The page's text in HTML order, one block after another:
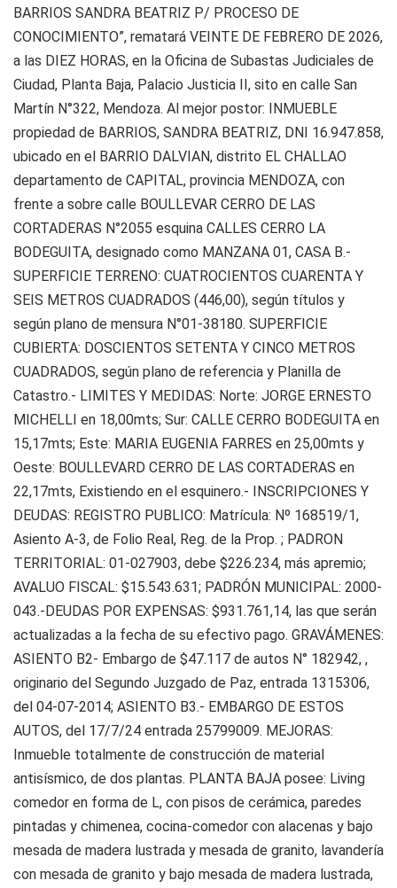
BARRIOS SANDRA BEATRIZ P/ PROCESO DE
CONOCIMIENTO”, rematará VEINTE DE FEBRERO DE 2026,
a las DIEZ HORAS, en la Oficina de Subastas Judiciales de
Ciudad, Planta Baja, Palacio Justicia II, sito en calle San
Martín N°322, Mendoza. Al mejor postor: INMUEBLE
propiedad de BARRIOS, SANDRA BEATRIZ, DNI 16.947.858,
ubicado en el BARRIO DALVIAN, distrito EL CHALLAO
departamento de CAPITAL, provincia MENDOZA, con
frente a sobre calle BOULLEVAR CERRO DE LAS
CORTADERAS N°2055 esquina CALLES CERRO LA
BODEGUITA, designado como MANZANA 01, CASA B.-
SUPERFICIE TERRENO: CUATROCIENTOS CUARENTA Y
SEIS METROS CUADRADOS (446,00), según títulos y
según plano de mensura N°01-38180. SUPERFICIE
CUBIERTA: DOSCIENTOS SETENTA Y CINCO METROS
CUADRADOS, según plano de referencia y Planilla de
Catastro.- LIMITES Y MEDIDAS: Norte: JORGE ERNESTO
MICHELLI en 18,00mts; Sur: CALLE CERRO BODEGUITA en
15,17mts; Este: MARIA EUGENIA FARRES en 25,00mts y
Oeste: BOULLEVARD CERRO DE LAS CORTADERAS en
22,17mts, Existiendo en el esquinero.- INSCRIPCIONES Y
DEUDAS: REGISTRO PUBLICO: Matrícula: Nº 168519/1,
Asiento A-3, de Folio Real, Reg. de la Prop. ; PADRON
TERRITORIAL: 01-027903, debe $226.234, más apremio;
AVALUO FISCAL: $15.543.631; PADRÓN MUNICIPAL: 2000-
043.-DEUDAS POR EXPENSAS: $931.761,14, las que serán
actualizadas a la fecha de su efectivo pago. GRAVÁMENES:
ASIENTO B2- Embargo de $47.117 de autos N° 182942, ,
originario del Segundo Juzgado de Paz, entrada 1315306,
del 04-07-2014; ASIENTO B3.- EMBARGO DE ESTOS
AUTOS, del 17/7/24 entrada 25799009. MEJORAS:
Inmueble totalmente de construcción de material
antisísmico, de dos plantas. PLANTA BAJA posee: Living
comedor en forma de L, con pisos de cerámica, paredes
pintadas y chimenea, cocina-comedor con alacenas y bajo
mesada de madera lustrada y mesada de granito, lavandería
con mesada de granito y bajo mesada de madera lustrada,